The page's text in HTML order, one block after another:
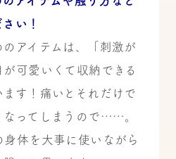
い！
アイテムは、「刺激が
可愛いくて収納できる
す！痛いとそれだけで
なってしまうので……。
体を大事に使いながら